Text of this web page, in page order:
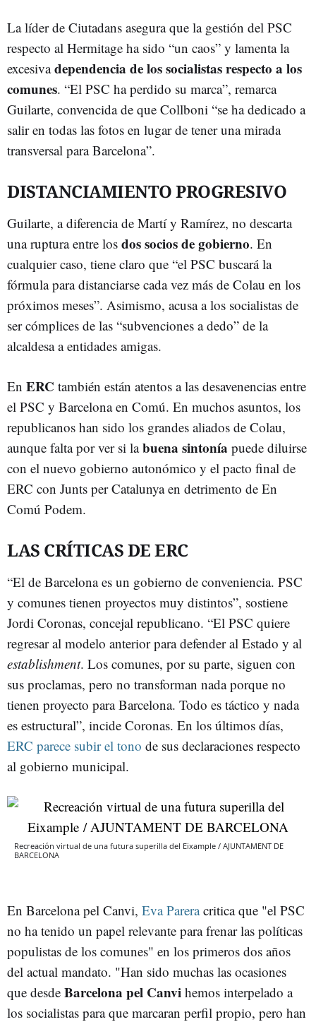
La líder de Ciutadans asegura que la gestión del PSC
respecto al Hermitage ha sido “un caos” y lamenta la
excesivadependencia de los socialistas respecto a los
comunes. “El PSC ha perdido su marca”, remarca
Guilarte, convencida de que Collboni “se ha dedicado a
salir en todas las fotos en lugar de tener una mirada
transversal para Barcelona”.
DISTANCIAMIENTO PROGRESIVO
Guilarte, a diferencia de Martí y Ramírez, no descarta
una ruptura entre los dos socios de gobierno. En
cualquier caso, tiene claro que “el PSC buscará la
fórmula para distanciarse cada vez más de Colau en los
próximos meses”. Asimismo, acusa a los socialistas de
ser cómplices de las “subvenciones a dedo” de la
alcaldesa a entidades amigas.
En ERC también están atentos a las desavenencias entre
el PSC y Barcelona en Comú. En muchos asuntos, los
republicanos han sido los grandes aliados de Colau,
aunque falta por ver si labuena sintonía puede diluirse
con el nuevo gobierno autonómico y el pacto final de
ERC con Junts per Catalunya en detrimento de En
Comú Podem.
LAS CRÍTICAS DE ERC
“El de Barcelona es un gobierno de conveniencia. PSC
y comunes tienen proyectos muy distintos”, sostiene
Jordi Coronas, concejal republicano. “El PSC quiere
regresar al modelo anterior para defender al Estado y al
establishment. Los comunes, por su parte, siguen con
sus proclamas, pero no transforman nada porque no
tienen proyecto para Barcelona. Todo es táctico y nada
es estructural”, incide Coronas. En los últimos días,
ERC parece subir el tono de sus declaraciones respecto
al gobierno municipal.
Recreación virtual de una futura superilla del Eixample / AJUNTAMENT DE
BARCELONA
En Barcelona pel Canvi, Eva Pareracritica que "el PSC
no ha tenido un papel relevante para frenar las políticas
populistas de los comunes" en los primeros dos años
del actual mandato. "Han sido muchas las ocasiones
que desde Barcelona pel Canvi hemos interpelado a
los socialistas para que marcaran perfil propio, pero han